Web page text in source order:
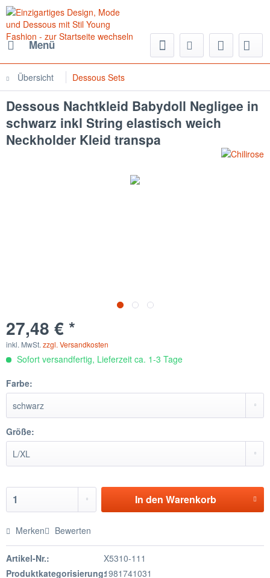
Menü
Übersicht Dessous Sets
Dessous Nachtkleid Babydoll Negligee in
schwarz inkl String elastisch weich
Neckholder Kleid transpa
27,48 € *
inkl. MwSt. zzgl. Versandkosten
Sofort versandfertig, Lieferzeit ca. 1-3 Tage
Farbe:
Größe:
In den Warenkorb
Merken Bewerten
Artikel-Nr.:
X5310-111
Produktkategorisierung:1981741031